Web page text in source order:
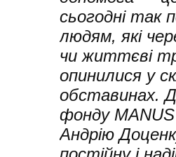
сьогодні так
людям, які
чи життєві
опинилися у
обставинах.
фонду
Андрію